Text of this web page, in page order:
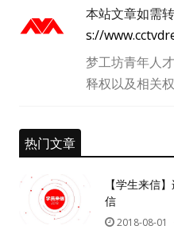
本站文章如需
s://
梦工坊青年人
释权以及相关权
热门文章
【学生来信
信
2018-08-01